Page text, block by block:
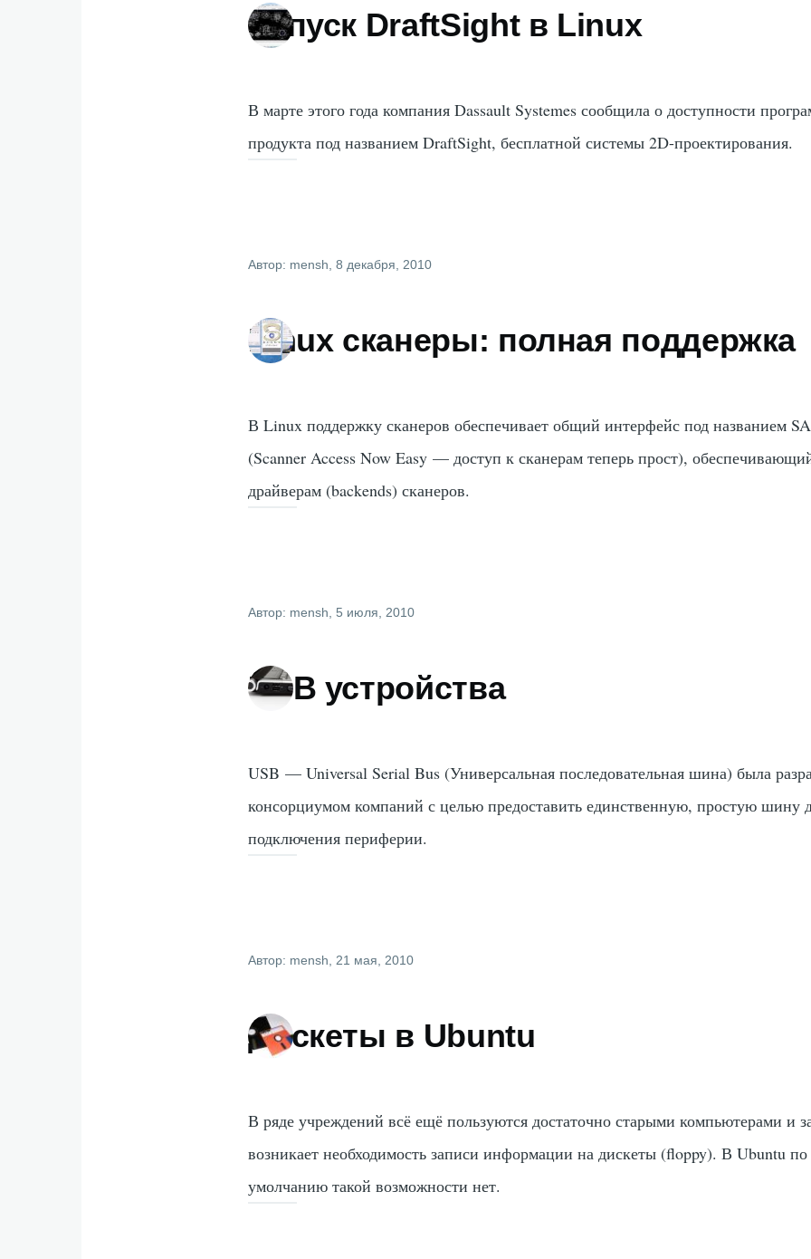
Запуск DraftSight в Linux
В марте этого года компания Dassault Systemes сообщила о доступности
продукта под названием DraftSight, бесплатной системы 2D-проектирования.
Автор: mensh, 8 декабря, 2010
Linux сканеры: полная поддержка
В Linux поддержку сканеров обеспечивает общий интерфейс под названием
(Scanner Access Now Easy — доступ к сканерам теперь прост),
драйверам (backends) сканеров.
Автор: mensh , 5 июля, 2010
USB устройства
USB — Universal Serial Bus (Универсальная последовательная шина) была
консорциумом компаний с целью предоставить единственную, простую шину
подключения периферии.
Автор: mensh , 21 мая, 2010
Дискеты в Ubuntu
В ряде учреждений всё ещё пользуются достаточно старыми компьютерами и
возникает необходимость записи информации на дискеты (floppy). В Ubuntu по
умолчанию такой возможности нет.